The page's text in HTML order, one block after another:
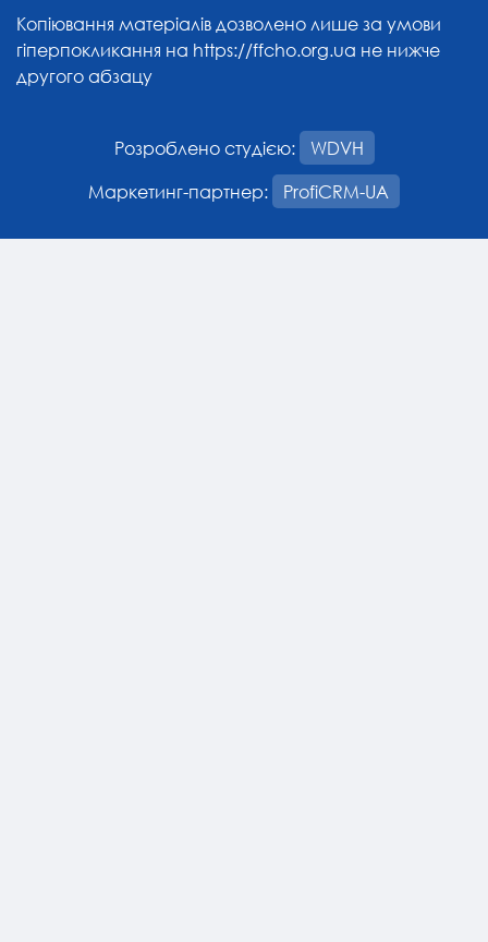
Копіювання матеріалів дозволено лише за умови
гіперпокликання на https://ffcho.org.ua не нижче
другого абзацу
Розроблено студією:
WDVH
Маркетинг-партнер:
ProfiCRM-UA